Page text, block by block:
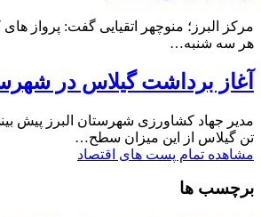
مرکز البرز؛ منوچهر اتقیایی گفت: پرواز
هر سه شنبه…
آغاز برداشت گیلاس در
تن گیلاس از این میزان سطح…
مشاهده تمام پست های اقتصاد
برچسب ها